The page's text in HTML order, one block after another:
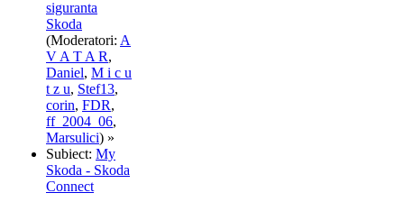
siguranta
Skoda
(Moderatori: A
V A T A R,
Daniel, M i c u
t z u, Stef13,
corin, FDR,
ff_2004_06,
Marsulici) »
Subiect: My
Skoda - Skoda
Connect